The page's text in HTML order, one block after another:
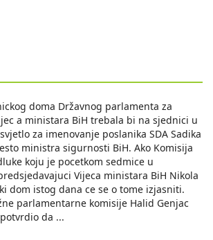
doma Državnog parlamenta za
a ministara BiH trebala bi na sjednici u
za imenovanje poslanika SDA Sadika
ministra sigurnosti BiH. Ako Komisija
koju je pocetkom sedmice u
Vijeca ministara BiH Nikola
dom istog dana ce se o tome izjasniti.
parlamentarne komisije Halid Genjac
da ...